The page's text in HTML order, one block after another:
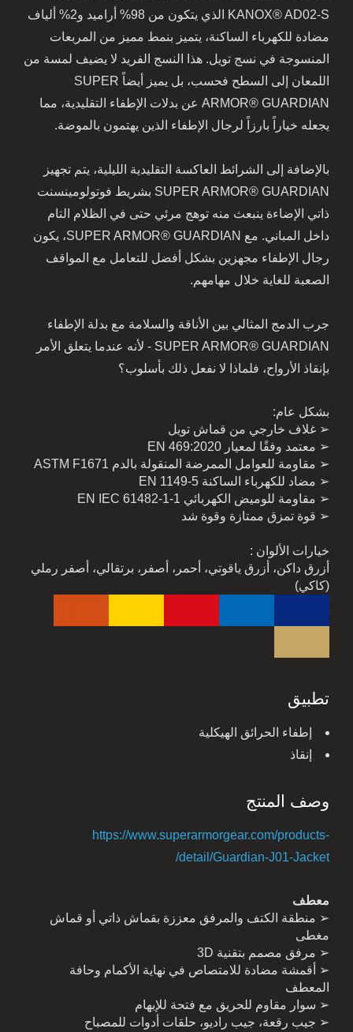
KANOX® AD02-S الذي يتكون من 98% أراميد و2% ألياف
مضادة للكهرباء الساكنة، يتميز بنمط مميز من المربعات
المنسوجة في نسج تويل. هذا النسج الفريد لا يضيف لمسة من
اللمعان إلى السطح فحسب، بل يميز أيضاً SUPER
ARMOR® GUARDIAN عن بدلات الإطفاء التقليدية، مما
يجعله خياراً بارزاً لرجال الإطفاء الذين يهتمون بالموضة.
بالإضافة إلى الشرائط العاكسة التقليدية الليلية، يتم تجهيز
SUPER ARMOR® GUARDIAN بشريط فوتولومينسنت
ذاتي الإضاءة ينبعث منه توهج مرئي حتى في الظلام التام
داخل المباني. مع SUPER ARMOR® GUARDIAN، يكون
رجال الإطفاء مجهزين بشكل أفضل للتعامل مع المواقف
الصعبة للغاية خلال مهامهم.
جرب الدمج المثالي بين الأناقة والسلامة مع بدلة الإطفاء
SUPER ARMOR® GUARDIAN - لأنه عندما يتعلق الأمر
بإنقاذ الأرواح، فلماذا لا نفعل ذلك بأسلوب؟
بشكل عام:
➢ غلاف خارجي من قماش تويل
➢ معتمد وفقًا لمعيار EN 469:2020
➢ مقاومة للعوامل الممرضة المنقولة بالدم ASTM F1671
➢ مضاد للكهرباء الساكنة EN 1149-5
➢ مقاومة للوميض الكهربائي EN IEC 61482-1-1
➢ قوة تمزق ممتازة وقوة شد
خيارات الألوان :
أزرق داكن، أزرق ياقوتي، أحمر، أصفر، برتقالي، أصفر رملي
(كاكي)
تطبيق
إطفاء الحرائق الهيكلية
إنقاذ
وصف المنتج
https://www.superarmorgear.com/products-
detail/Guardian-J01-Jacket/
معطف
➢ منطقة الكتف والمرفق معززة بقماش ذاتي أو قماش
مغطى
➢ مرفق مصمم بتقنية 3D
➢ أقمشة مضادة للامتصاص في نهاية الأكمام وحافة
المعطف
➢ سوار مقاوم للحريق مع فتحة للإبهام
➢ جيب رقعة، جيب راديو، حلقات أدوات للمصباح